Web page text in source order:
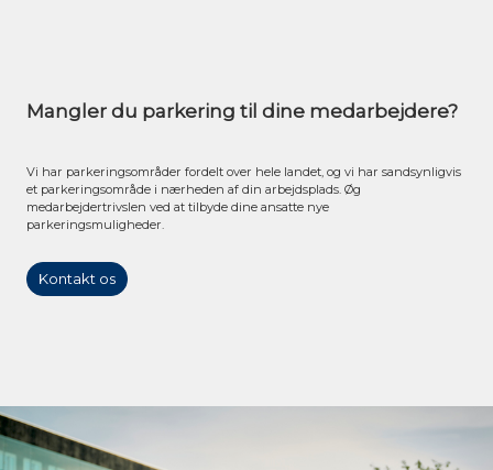
Mangler du parkering til dine medarbejdere?
Vi har parkeringsområder fordelt over hele landet, og vi har sandsynligvis
et parkeringsområde i nærheden af din arbejdsplads. Øg
medarbejdertrivslen ved at tilbyde dine ansatte nye
parkeringsmuligheder.
Kontakt os